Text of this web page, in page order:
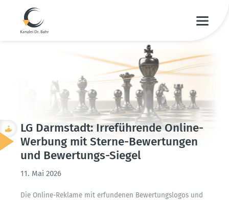
LG Darmstadt: Irrefüh­rende Online-
Werbung mit Sterne-Bewer­tungen
und Bewer­tungs-Siegel
11. Mai 2026
Die Online-Reklame mit erfun­denen Bewer­tungs­logos und